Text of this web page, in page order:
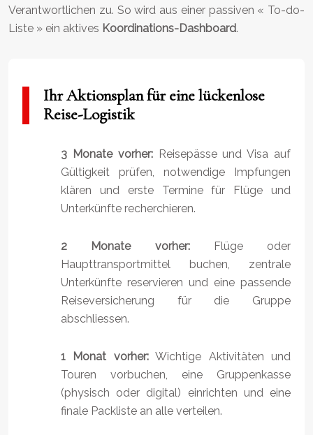
Verantwortlichen zu. So wird aus einer passiven « To-do-
Liste » ein aktives Koordinations-Dashboard.
Ihr Aktionsplan für eine lückenlose
Reise-Logistik
3 Monate vorher:Reisepässe und Visa auf
Gültigkeit prüfen, notwendige Impfungen
klären und erste Termine für Flüge und
Unterkünfte recherchieren.
2 Monate vorher:Flüge oder
Haupttransportmittel buchen, zentrale
Unterkünfte reservieren und eine passende
Reiseversicherung für die Gruppe
abschliessen.
1 Monat vorher:Wichtige Aktivitäten und
Touren vorbuchen, eine Gruppenkasse
(physisch oder digital) einrichten und eine
finale Packliste an alle verteilen.